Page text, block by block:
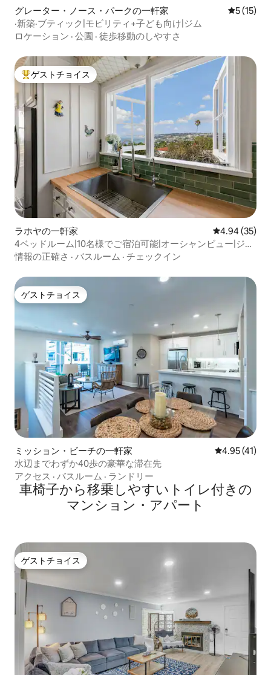
グレーター・ノース・パークの一軒家 レビュー
5 (15)
·新築·ブティック|モビリティ+子ども向け|ジム
ロケーション · 公園 · 徒歩移動のしやすさ
大好評のゲストチョイスです。
ゲストチョイス
ラホヤの一軒家 レビュー35
4.94 (35)
4ベッドルーム|10名様でご宿泊可能|オーシャンビュー|ジャ
グジー|ラホヤ
情報の正確さ · バスルーム · チェックイン
ゲストチョイス
ゲストチョイス
ミッション・ビーチの一軒家 レビュー41
4.95 (41)
水辺までわずか40歩の豪華な滞在先
アクセス · バスルーム · ランドリー
車椅子から移乗しやすいトイレ付きの
マンション・アパート
ゲストチョイス
ゲストチョイス